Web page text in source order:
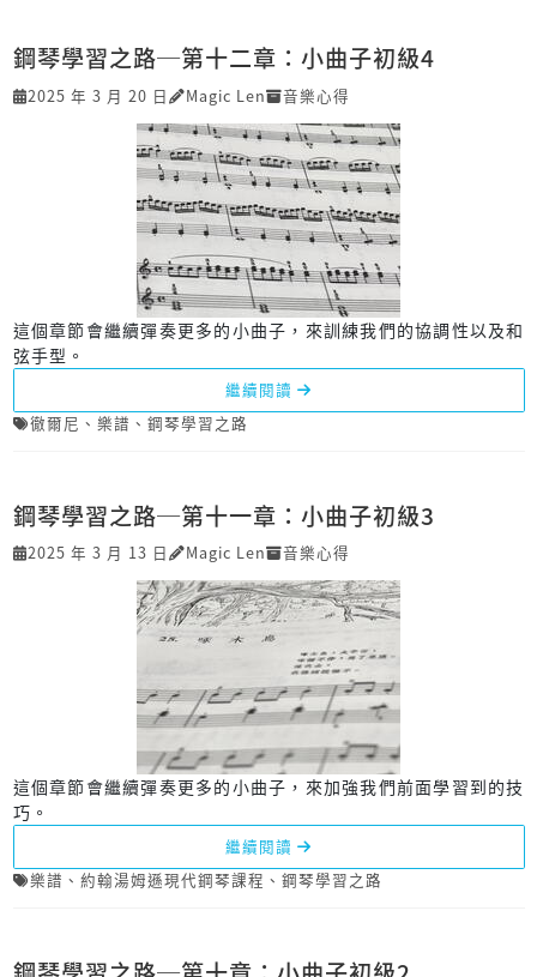
鋼琴學習之路─第十二章：小曲子初級4
2025 年 3 月 20 日 Magic Len 音樂心得
這個章節會繼續彈奏更多的小曲子，來訓練我們的協調性以及和
弦手型。
繼續閱讀
徹爾尼 、 樂譜 、 鋼琴學習之路
鋼琴學習之路─第十一章：小曲子初級3
2025 年 3 月 13 日 Magic Len 音樂心得
這個章節會繼續彈奏更多的小曲子，來加強我們前面學習到的技
巧。
繼續閱讀
樂譜 、 約翰湯姆遜現代鋼琴課程 、 鋼琴學習之路